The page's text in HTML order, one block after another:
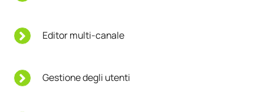
Editor multi-canale
Gestione degli utenti